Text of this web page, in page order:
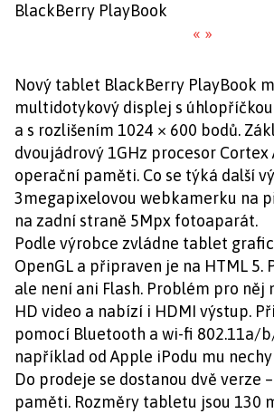
BlackBerry PlayBook
« »
Nový tablet BlackBerry PlayBook
multidotykový displej s
a s rozlišením 1024 × 600 bodů.
dvoujádrový 1GHz procesor Cortex
operační paměti. Co se týká další
3megapixelovou webkamerku na
na zadní straně 5Mpx fotoaparát.
Podle výrobce zvládne tablet
OpenGL a připraven je na HTML 5.
ale není ani Flash. Problém pro něj
HD video a nabízí i HDMI výstup.
pomocí Bluetooth a wi-fi 802.11a/
například od Apple iPodu mu
Do prodeje se dostanou dvě verze –
paměti. Rozměry tabletu jsou 130